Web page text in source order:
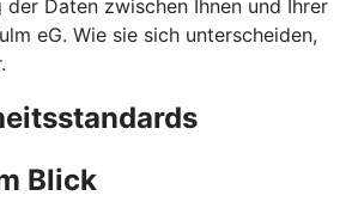
Daten zwischen Ihnen und Ihrer
eG. Wie sie sich unterscheiden,
Blick